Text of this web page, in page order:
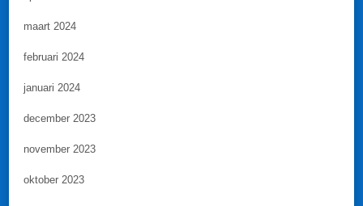
maart 2024
februari 2024
januari 2024
december 2023
november 2023
oktober 2023